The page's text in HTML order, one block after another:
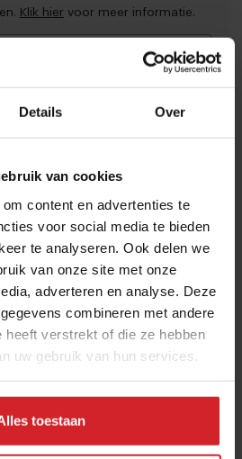
Details Over
van cookies
content en advertenties te
voor social media te bieden
te analyseren. Ook delen we
van onze site met onze
adverteren en analyse. Deze
combineren met andere
heeft verstrekt of die ze hebben
uw gebruik van hun services.
toestaan
Klik hier voor meer informatie.
en brainfood tot
snacken
2026| 6 min
oploskoffie tot koffiechampagne
2026| 6 min
Nijst over de financiële
van een koksgezin